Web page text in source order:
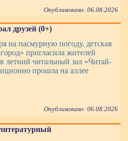
Опубликовано: 06.08.2026
друзей (0+)
на пасмурную погоду, детская
пригласила жителей
летний читальный зал «Читай-
прошла на аллее
Опубликовано: 06.08.2026